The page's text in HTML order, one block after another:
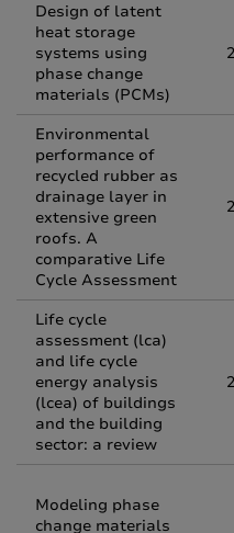
Design of latent
heat storage
systems using
phase change
materials (PCMs)
Environmental
performance of
recycled rubber as
drainage layer in
extensive green
roofs. A
comparative Life
Cycle Assessment
Life cycle
assessment (lca)
and life cycle
energy analysis
(lcea) of buildings
and the building
sector: a review
Modeling phase
change materials